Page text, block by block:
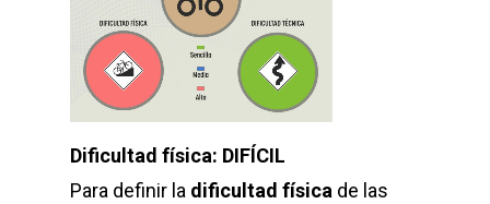
Dificultad física: DIFÍCIL
Para definir la dificultad física de las